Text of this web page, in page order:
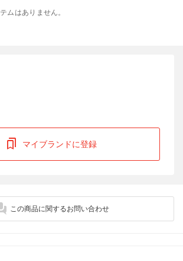
ムはありません。
マイブランドに登録
この商品に関するお問い合わせ